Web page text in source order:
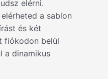
elérni.
a sablon
és két
fiókodon belül
a dinamikus